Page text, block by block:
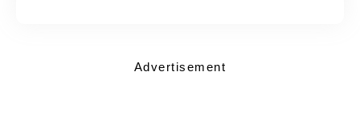
Advertisement